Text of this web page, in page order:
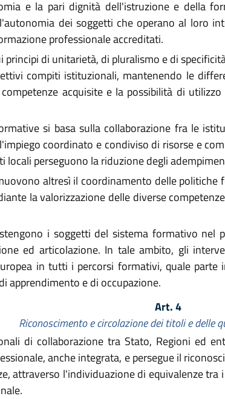
e la pari dignità dell'istruzione e della
dei soggetti che operano al loro
professionale accreditati.
di unitarietà, di pluralismo e di
compiti istituzionali, mantenendo le
acquisite e la possibilità di
si basa sulla collaborazione fra le
coordinato e condiviso di risorse e
locali perseguono la riduzione degli
altresì il coordinamento delle
la valorizzazione delle diverse
i soggetti del sistema formativo nel
ed articolazione. In tale ambito, gli
in tutti i percorsi formativi, quale
apprendimento e di occupazione.
Art. 4
Riconoscimento e circolazione dei titoli e delle
di collaborazione tra Stato, Regioni ed
anche integrata, e persegue il
attraverso l'individuazione di equivalenze